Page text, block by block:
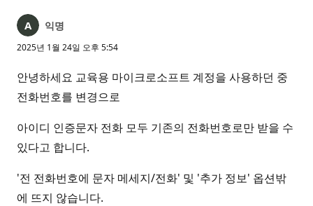
익명
2025년 1월 24일 오후 5:54
안녕하세요 교육용 마이크로소프트 계정을 사용하던 중
전화번호를 변경으로
아이디 인증문자 전화 모두 기존의 전화번호로만 받을 수
있다고 합니다.
'전 전화번호에 문자 메세지/전화' 및 '추가 정보' 옵션밖
에 뜨지 않습니다.